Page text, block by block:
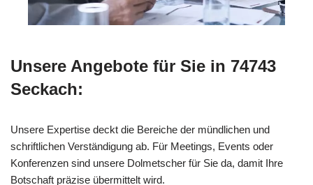
Unsere Angebote für Sie in 74743
Seckach:
Unsere Expertise deckt die Bereiche der mündlichen und
schriftlichen Verständigung ab. Für Meetings, Events oder
Konferenzen sind unsere Dolmetscher für Sie da, damit Ihre
Botschaft präzise übermittelt wird.